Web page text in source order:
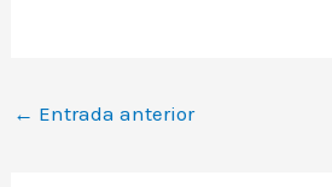
← Entrada anterior